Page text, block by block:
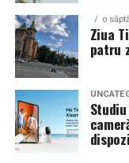
o
Ziua
patru